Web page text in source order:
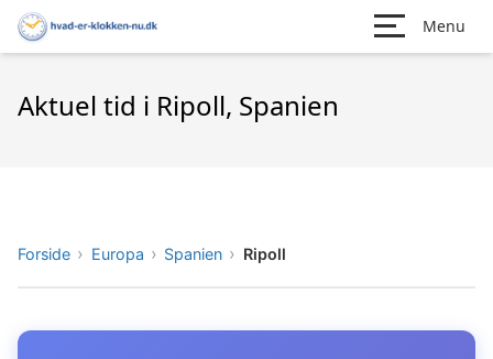
Menu
Aktuel tid i Ripoll, Spanien
Forside Europa Spanien Ripoll